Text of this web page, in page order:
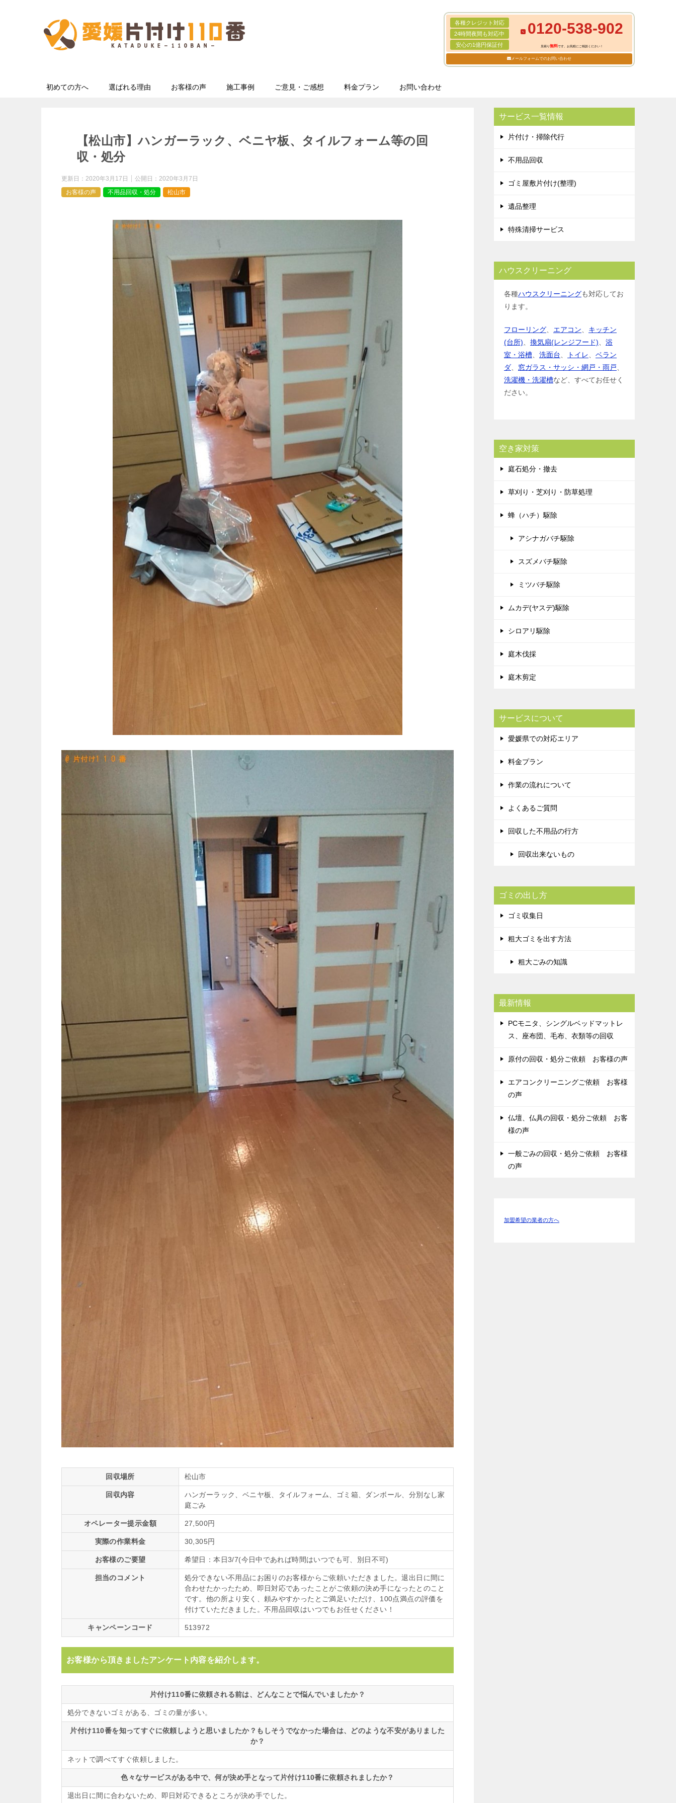
各種クレジット対応
24時間夜間も対応中
安心の1億円保証付
0120-538-902
見積り無料です。お気軽にご相談ください！
メールフォームでのお問い合わせ
初めての方へ 選ばれる理由 お客様の声 施工事例 ご意見・ご感想 料金プラン お問い合わせ
【松山市】ハンガーラック、ベニヤ板、タイルフォーム等の回
収・処分
更新日： 2020年3月17日 公開日： 2020年3月7日
お客様の声
不用品回収・処分 松山市
回収場所 松山市
回収内容
ハンガーラック、ベニヤ板、タイルフォーム、ゴミ箱、ダンボール、分別なし家
庭ごみ
オペレーター提示金額 27,500円
実際の作業料金 30,305円
お客様のご要望 希望日：本日3/7(今日中であれば時間はいつでも可、別日不可)
担当のコメント
処分できない不用品にお困りのお客様からご依頼いただきました。退出日に間に
合わせたかったため、即日対応であったことがご依頼の決め手になったとのこと
です。他の所より安く、頼みやすかったとご満足いただけ、100点満点の評価を
付けていただきました。不用品回収はいつでもお任せください！
キャンペーンコード 513972
お客様から頂きましたアンケート内容を紹介します。
片付け110番に依頼される前は、どんなことで悩んでいましたか？
処分できないゴミがある、ゴミの量が多い。
片付け110番を知ってすぐに依頼しようと思いましたか？もしそうでなかった場合は、どのような不安がありました
か？
ネットで調べてすぐ依頼しました。
色々なサービスがある中で、何が決め手となって片付け110番に依頼されましたか？
退出日に間に合わないため、即日対応できるところが決め手でした。
サービス一覧情報
片付け・掃除代行
不用品回収
ゴミ屋敷片付け(整理)
遺品整理
特殊清掃サービス
ハウスクリーニング
各種ハウスクリーニングも対応してお
ります。
フローリング エアコン
キッチン
(台所)
換気扇(レンジフード)
浴
室・浴槽
洗面台 トイレ
ベラン
ダ
窓ガラス・サッシ・網戸・雨戸
洗濯機・洗濯槽など、すべてお任せく
ださい。
空き家対策
庭石処分・撤去
草刈り・芝刈り・防草処理
蜂（ハチ）駆除
アシナガバチ駆除
スズメバチ駆除
ミツバチ駆除
ムカデ(ヤスデ)駆除
シロアリ駆除
庭木伐採
庭木剪定
サービスについて
愛媛県での対応エリア
料金プラン
作業の流れについて
よくあるご質問
回収した不用品の行方
回収出来ないもの
ゴミの出し方
ゴミ収集日
粗大ゴミを出す方法
粗大ごみの知識
最新情報
PCモニタ、シングルベッドマットレ
ス、座布団、毛布、衣類等の回収
原付の回収・処分ご依頼 お客様の声
エアコンクリーニングご依頼 お客様
の声
仏壇、仏具の回収・処分ご依頼 お客
様の声
一般ごみの回収・処分ご依頼 お客様
の声
加盟希望の業者の方へ